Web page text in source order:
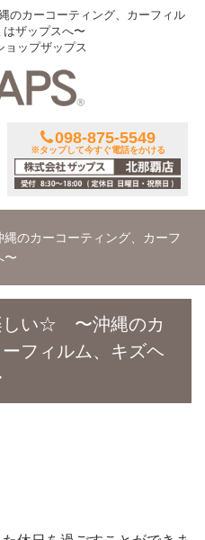
カーコーティング、カーフィル
ザップスへ〜
ョップザップス
098-875-5549
※タップして今すぐ電話をかける
のカーコーティング、カーフ
〜
しい☆ 〜沖縄のカ
フィルム、キズヘ